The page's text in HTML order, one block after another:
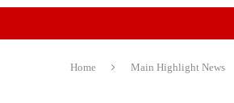
Home Main Highlight News